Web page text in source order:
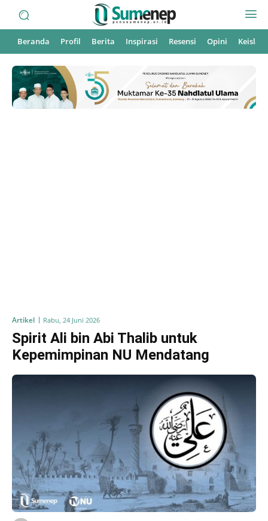
Beranda Profil Berita Inspirasi Resensi Opini
Artikel Rabu, 24 Juni 2026
Spirit Ali bin Abi Thalib untuk
Kepemimpinan NU Mendatang